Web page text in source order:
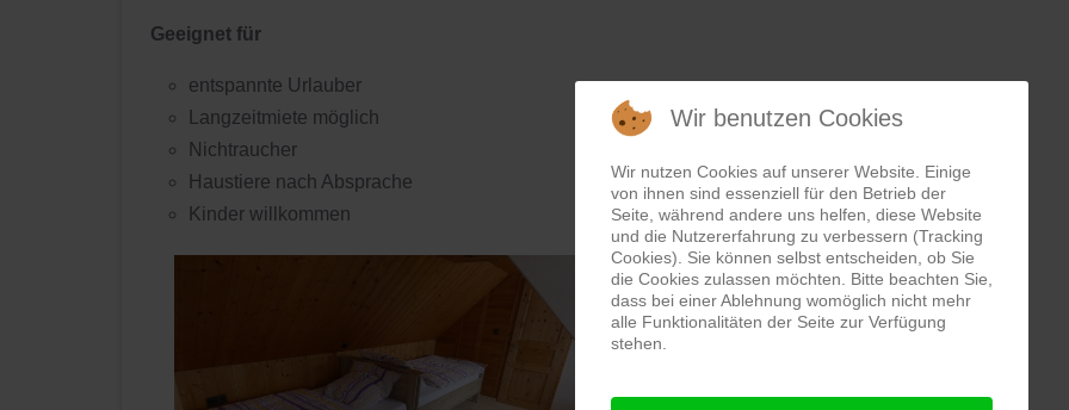
Geeignet für
entspannte Urlauber
Langzeitmiete möglich
Nichtraucher
Haustiere nach Absprache
Kinder willkommen
Wir benutzen Cookies
Wir nutzen Cookies auf unserer Website. Einige
von ihnen sind essenziell für den Betrieb der
Seite, während andere uns helfen, diese Website
und die Nutzererfahrung zu verbessern (Tracking
Cookies). Sie können selbst entscheiden, ob Sie
die Cookies zulassen möchten. Bitte beachten Sie,
dass bei einer Ablehnung womöglich nicht mehr
alle Funktionalitäten der Seite zur Verfügung
stehen.